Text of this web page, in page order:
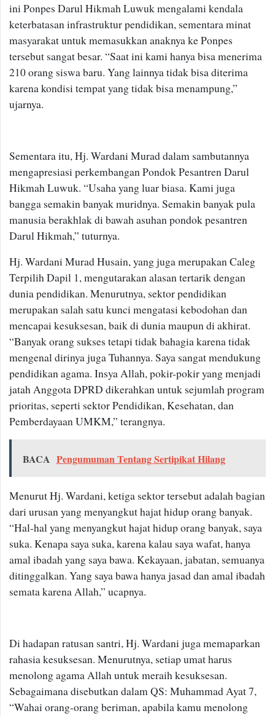
ini Ponpes Darul Hikmah Luwuk mengalami kendala
keterbatasan infrastruktur pendidikan, sementara minat
masyarakat untuk memasukkan anaknya ke Ponpes
tersebut sangat besar. “Saat ini kami hanya bisa menerima
210 orang siswa baru. Yang lainnya tidak bisa diterima
karena kondisi tempat yang tidak bisa menampung,”
ujarnya.
Sementara itu, Hj. Wardani Murad dalam sambutannya
mengapresiasi perkembangan Pondok Pesantren Darul
Hikmah Luwuk. “Usaha yang luar biasa. Kami juga
bangga semakin banyak muridnya. Semakin banyak pula
manusia berakhlak di bawah asuhan pondok pesantren
Darul Hikmah,” tuturnya.
Hj. Wardani Murad Husain, yang juga merupakan Caleg
Terpilih Dapil 1, mengutarakan alasan tertarik dengan
dunia pendidikan. Menurutnya, sektor pendidikan
merupakan salah satu kunci mengatasi kebodohan dan
mencapai kesuksesan, baik di dunia maupun di akhirat.
“Banyak orang sukses tetapi tidak bahagia karena tidak
mengenal dirinya juga Tuhannya. Saya sangat mendukung
pendidikan agama. Insya Allah, pokir-pokir yang menjadi
jatah Anggota DPRD dikerahkan untuk sejumlah program
prioritas, seperti sektor Pendidikan, Kesehatan, dan
Pemberdayaan UMKM,” terangnya.
BACA Pengumuman Tentang Sertipikat Hilang
Menurut Hj. Wardani, ketiga sektor tersebut adalah bagian
dari urusan yang menyangkut hajat hidup orang banyak.
“Hal-hal yang menyangkut hajat hidup orang banyak, saya
suka. Kenapa saya suka, karena kalau saya wafat, hanya
amal ibadah yang saya bawa. Kekayaan, jabatan, semuanya
ditinggalkan. Yang saya bawa hanya jasad dan amal ibadah
semata karena Allah,” ucapnya.
Di hadapan ratusan santri, Hj. Wardani juga memaparkan
rahasia kesuksesan. Menurutnya, setiap umat harus
menolong agama Allah untuk meraih kesuksesan.
Sebagaimana disebutkan dalam QS: Muhammad Ayat 7,
“Wahai orang-orang beriman, apabila kamu menolong